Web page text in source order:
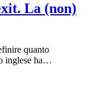
La (non)
quanto
inglese ha…